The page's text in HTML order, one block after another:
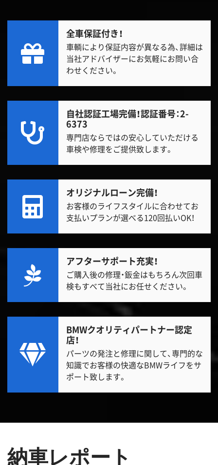
全車保証付き！
車輌により保証内容が異なる為、詳細は
当社アドバイザーにお気軽にお問い合
わせください。
自社認証工場完備！認証番号：2-
6373
専門店ならではの安心していただける
車検や修理をご提供致します。
オリジナルローン完備！
お客様のライフスタイルに合わせてお
支払いプランが選べる120回払いOK！
アフターサポート充実！
ご購入後の修理・鈑金はもちろん次回車
検もすべて当社にお任せください。
BMWクオリティパートナー認定
店！
パーツの発注と修理に関して、専門的な
知識でお客様の快適なBMWライフをサ
ポート致します。
納車レポート